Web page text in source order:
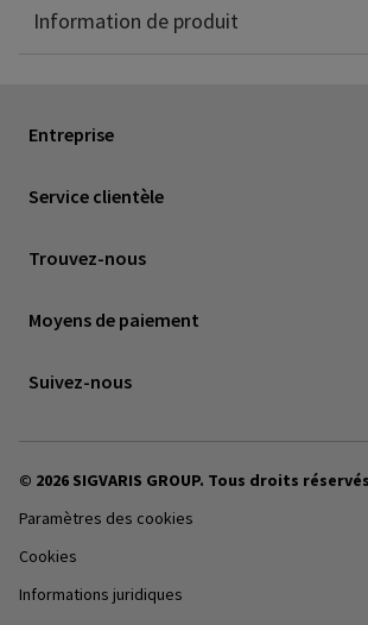
Information de produit
Entreprise
FAQ
Service clientèle
Société Canadienne de Phlebologie
Trouvez-nous
Contactez-nous
Moyens de paiement
Suivez-nous
© 2026 SIGVARIS GROUP. Tous droits
Paramètres des cookies
Cookies
Informations juridiques